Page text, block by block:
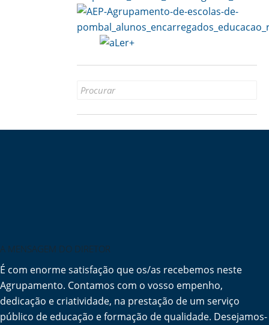
Search
A MENSAGEM DO DIRETOR
É com enorme satisfação que os/as recebemos neste
Agrupamento. Contamos com o vosso empenho,
dedicação e criatividade, na prestação de um serviço
público de educação e formação de qualidade. Desejamos-